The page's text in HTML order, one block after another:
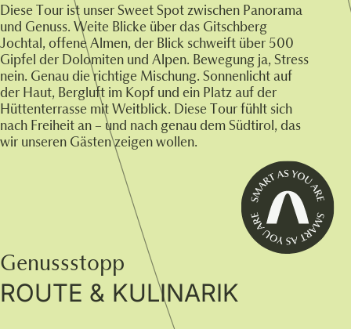
Diese Tour ist unser Sweet Spot zwischen Panorama
und Genuss. Weite Blicke über das Gitschberg
Jochtal, offene Almen, der Blick schweift über 500
Gipfel der Dolomiten und Alpen. Bewegung ja, Stress
nein. Genau die richtige Mischung. Sonnenlicht auf
der Haut, Bergluft im Kopf und ein Platz auf der
Hüttenterrasse mit Weitblick. Diese Tour fühlt sich
nach Freiheit an – und nach genau dem Südtirol, das
wir unseren Gästen zeigen wollen.
Genussstopp
ROUTE & KULINARIK